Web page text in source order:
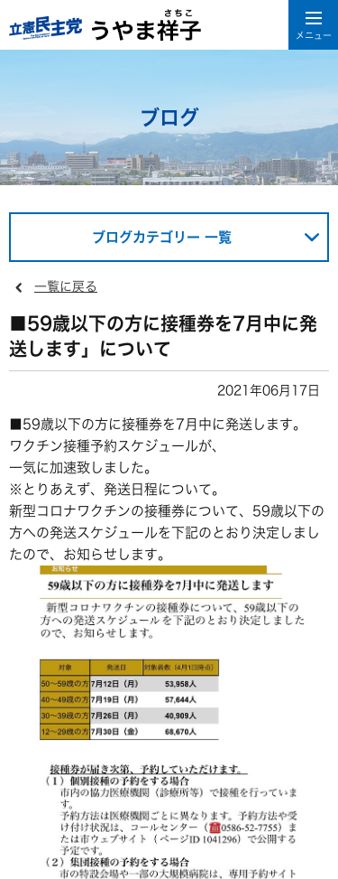
ブログ
ブログカテゴリー 一覧
一覧に戻る
■59歳以下の方に接種券を7月中に発
送します」について
2021年06月17日
■59歳以下の方に接種券を7月中に発送します。
ワクチン接種予約スケジュールが、
一気に加速致しました。
※とりあえず、発送日程について。
新型コロナワクチンの接種券について、59歳以下の
方への発送スケジュールを下記のとおり決定しまし
たので、お知らせします。